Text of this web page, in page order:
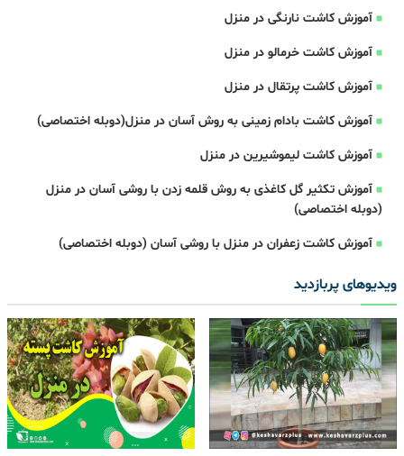
آموزش کاشت نارنگی در منزل
آموزش کاشت خرمالو در منزل
آموزش کاشت پرتقال در منزل
آموزش کاشت بادام زمینی به روش آسان در منزل(دوبله اختصاصی)
آموزش کاشت لیموشیرین در منزل
آموزش تکثیر گل کاغذی به روش قلمه زدن با روشی آسان در منزل
(دوبله اختصاصی)
آموزش کاشت زعفران در منزل با روشی آسان (دوبله اختصاصی)
ویدیوهای پربازدید